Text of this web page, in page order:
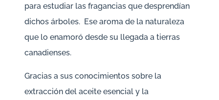
para estudiar las fragancias que desprendían
dichos árboles. Ese aroma de la naturaleza
que lo enamoró desde su llegada a tierras
canadienses.
Gracias a sus conocimientos sobre la
extracción del aceite esencial y la